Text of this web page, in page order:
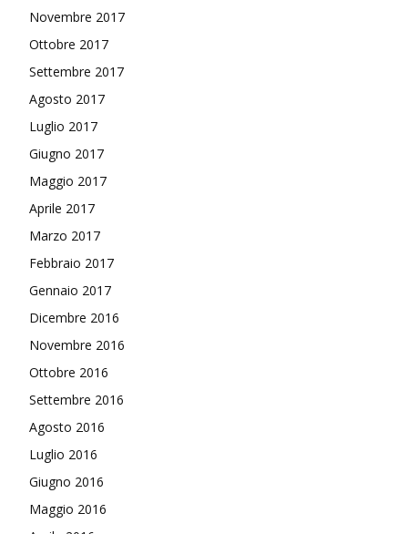
Novembre 2017
Ottobre 2017
Settembre 2017
Agosto 2017
Luglio 2017
Giugno 2017
Maggio 2017
Aprile 2017
Marzo 2017
Febbraio 2017
Gennaio 2017
Dicembre 2016
Novembre 2016
Ottobre 2016
Settembre 2016
Agosto 2016
Luglio 2016
Giugno 2016
Maggio 2016